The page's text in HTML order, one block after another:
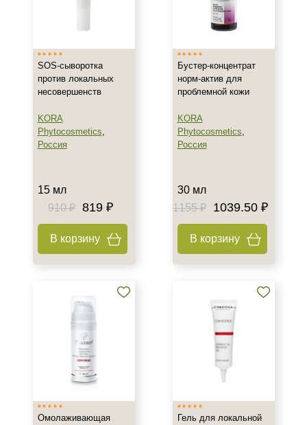
SOS-сыворотка
против локальных
несовершенств
KORA
Phytocosmetics,
Россия
15 мл
910 ₽ 819 ₽
В корзину
Бустер-концентрат
норм-актив для
проблемной кожи
KORA
Phytocosmetics,
Россия
30 мл
1155 ₽
1039.50 ₽
В корзину
Омолаживающая Гель для локальной